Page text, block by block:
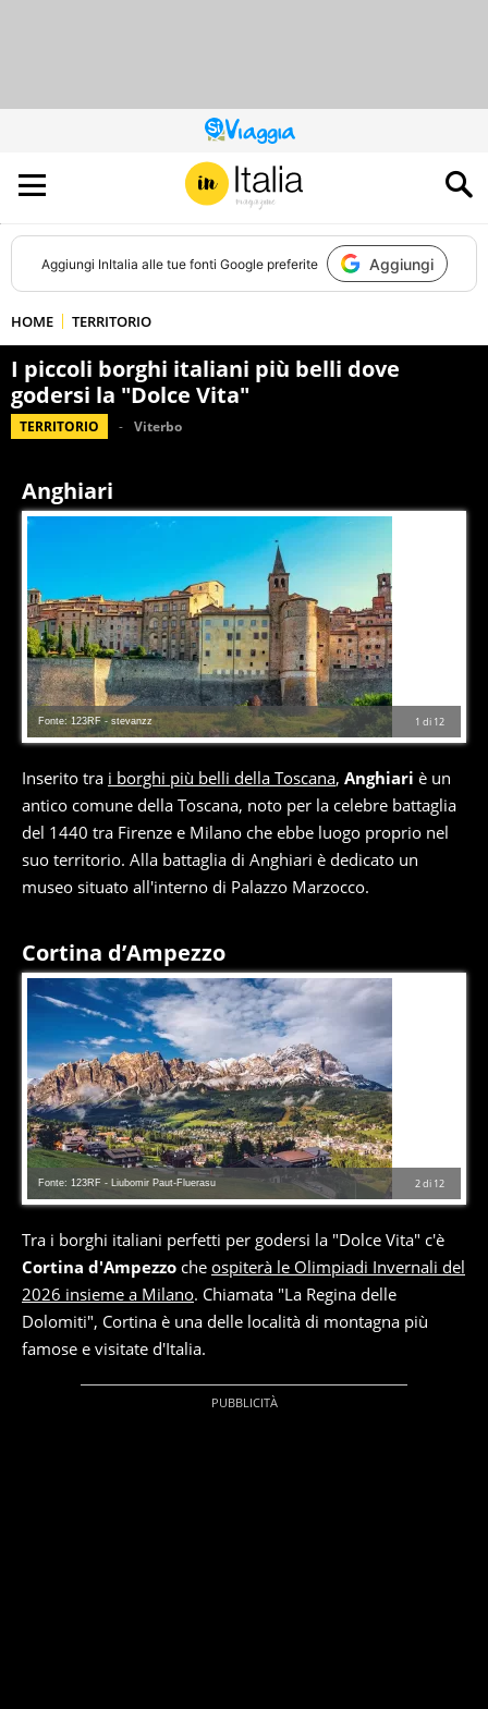
QUESTO
SITO
CONTRIBUISCE
ALL’AUDIENCE
DI
Aggiungi InItalia alle tue fonti Google preferite Aggiungi
HOME TERRITORIO
I piccoli borghi italiani più belli dove
godersi la "Dolce Vita"
TERRITORIO Viterbo
Anghiari
1 di 12
Fonte: 123RF - stevanzz
Inserito tra i borghi più belli della Toscana, Anghiari è un
antico comune della Toscana, noto per la celebre battaglia
del 1440 tra Firenze e Milano che ebbe luogo proprio nel
suo territorio. Alla battaglia di Anghiari è dedicato un
museo situato all'interno di Palazzo Marzocco.
Cortina d’Ampezzo
2di 12
Fonte: 123RF - Liubomir Paut-Fluerasu
Tra i borghi italiani perfetti per godersi la "Dolce Vita" c'è
Cortina d'Ampezzo che ospiterà le Olimpiadi Invernali del
2026 insieme a Milano. Chiamata "La Regina delle
Dolomiti", Cortina è una delle località di montagna più
famose e visitate d'Italia.